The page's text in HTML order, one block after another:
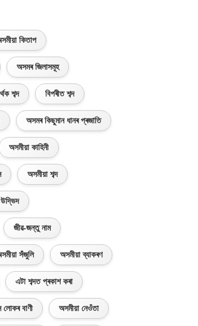
কিতাপ
অসমৰ জিলাসমূহ
শব্দ বিপৰীত শব্দ
অসমৰ কিছুমান ধানৰ প্ৰজাতি
অসমীয়া কাহিনী
অসমীয়া শব্দ
জীৱ-জন্তু নাম
সঁজুলি অসমীয়া ব্যাকৰণ
এটা শব্দত প্ৰকাশ কৰা
লোকৰ বাণী অসমীয়া নেওঁতা